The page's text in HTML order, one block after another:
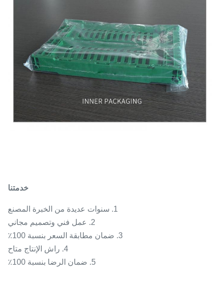
خدمتنا
1. سنوات عديدة من الخبرة المصنع
2. عمل فني وتصميم مجاني
3. ضمان مطابقة السعر بنسبة 100٪
4. راش الإنتاج متاح
5. ضمان الرضا بنسبة 100٪